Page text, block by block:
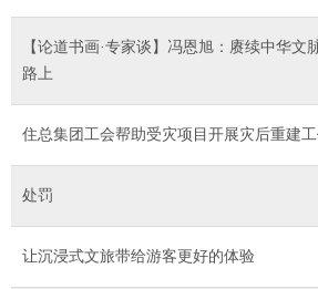
【论道书画·专家谈】冯恩旭：赓续中华文
路上
住总集团工会帮助受灾项目开展灾后重建
处罚
让沉浸式文旅带给游客更好的体验